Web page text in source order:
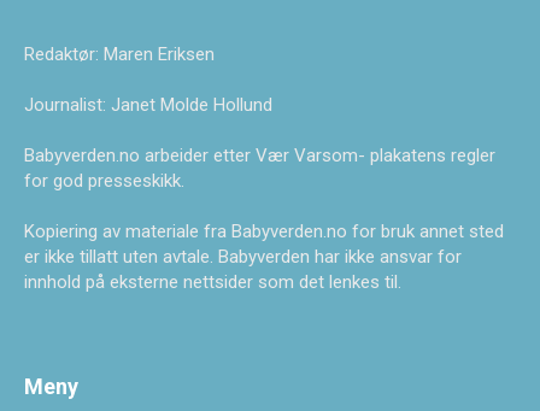
Redaktør: Maren Eriksen
Journalist: Janet Molde Hollund
Babyverden.no arbeider etter Vær Varsom- plakatens regler
for god presseskikk.
Kopiering av materiale fra Babyverden.no for bruk annet sted
er ikke tillatt uten avtale. Babyverden har ikke ansvar for
innhold på eksterne nettsider som det lenkes til.
Meny